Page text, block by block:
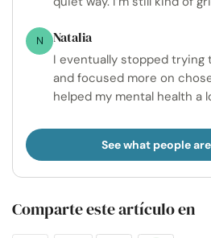
N Natalia
I eventually stopped trying
and focused more on
helped my mental health a
See what people
Comparte este artículo en